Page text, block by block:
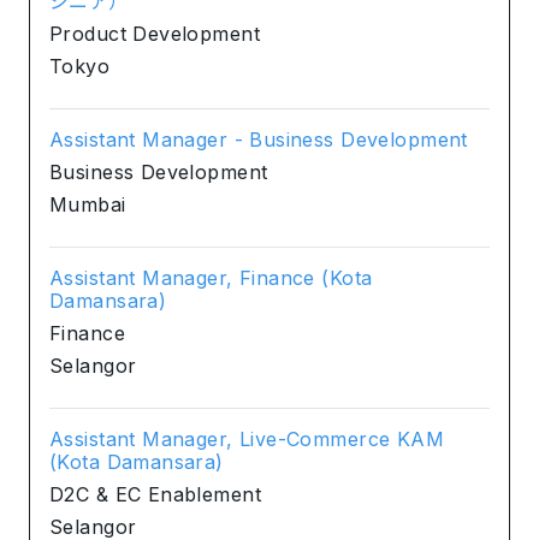
Product Development
Tokyo
Assistant Manager - Business Development
Business Development
Mumbai
Assistant Manager, Finance (Kota
Damansara)
Finance
Selangor
Assistant Manager, Live-Commerce KAM
(Kota Damansara)
D2C & EC Enablement
Selangor